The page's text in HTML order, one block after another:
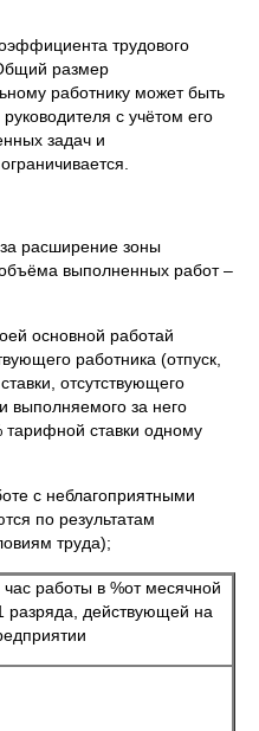
трудового
размер
работнику может быть
с учётом его
задач и
расширение зоны
выполненных работ –
основной работай
работника (отпуск,
отсутствующего
выполняемого за него
ставки одному
с неблагоприятными
по результатам
труда);
работы в %от месячной
разряда, действующей на